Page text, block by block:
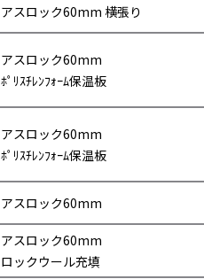
アスロック60mm 横張り
アスロック60mm
ﾎﾟﾘｽﾁﾚﾝﾌｫｰﾑ保温板
アスロック60mm
ﾎﾟﾘｽﾁﾚﾝﾌｫｰﾑ保温板
アスロック60mm
アスロック60mm
ロックウール充填